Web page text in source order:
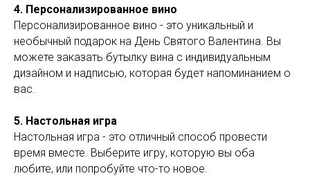
4. Персонализированное вино
Персонализированное вино - это уникальный и
необычный подарок на День Святого Валентина. Вы
можете заказать бутылку вина с индивидуальным
дизайном и надписью, которая будет напоминанием о
вас.
5. Настольная игра
Настольная игра - это отличный способ провести
время вместе. Выберите игру, которую вы оба
любите, или попробуйте что-то новое.